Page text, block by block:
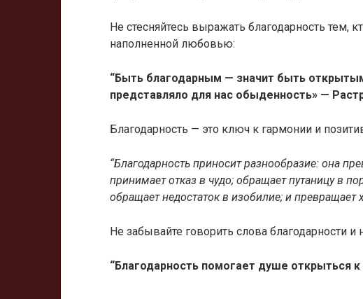
Не стесняйтесь выражать благодарность тем,
наполненной любовью:
“Быть благодарным — значит быть
представляло для нас обыденность» —
Благодарность — это ключ к гармонии и
“Благодарность приносит разнообразие: она
принимает отказ в чудо; обращает путаницу в
обращает недостаток в изобилие; и превращает
Не забывайте говорить слова благодарности и
“Благодарность помогает душе открыться